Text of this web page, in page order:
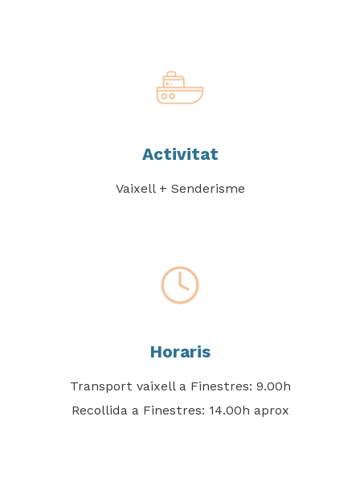
Activitat
Vaixell + Senderisme
Horaris
Transport vaixell a Finestres: 9.00h
Recollida a Finestres: 14.00h aprox